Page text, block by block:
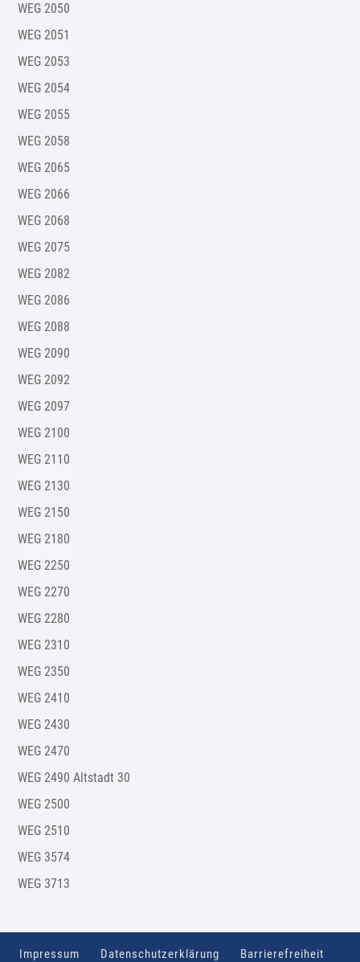
WEG 2050
WEG 2051
WEG 2053
WEG 2054
WEG 2055
WEG 2058
WEG 2065
WEG 2066
WEG 2068
WEG 2075
WEG 2082
WEG 2086
WEG 2088
WEG 2090
WEG 2092
WEG 2097
WEG 2100
WEG 2110
WEG 2130
WEG 2150
WEG 2180
WEG 2250
WEG 2270
WEG 2280
WEG 2310
WEG 2350
WEG 2410
WEG 2430
WEG 2470
WEG 2490 Altstadt 30
WEG 2500
WEG 2510
WEG 3574
WEG 3713
Impressum Datenschutzerklärung Barrierefreiheit